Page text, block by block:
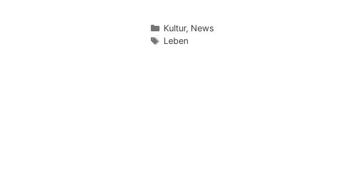
Kategorien
Kultur, News
Schlagwörter
Leben